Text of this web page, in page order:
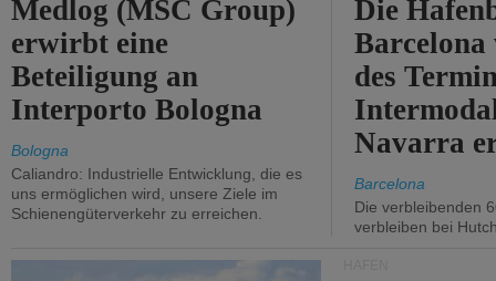
Medlog (MSC Group)
erwirbt eine
Beteiligung an
Interporto Bologna
Bologna
Caliandro: Industrielle Entwicklung, die es
uns ermöglichen wird, unsere Ziele im
Schienengüterverkehr zu erreichen.
Die
des
Navarra
Barcelona
Die verbleibenden
verbleiben bei